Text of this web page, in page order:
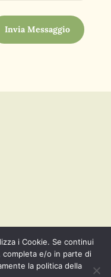
Invia Messaggio
i Cookie. Se continui
completa e/o in parte di
la politica della